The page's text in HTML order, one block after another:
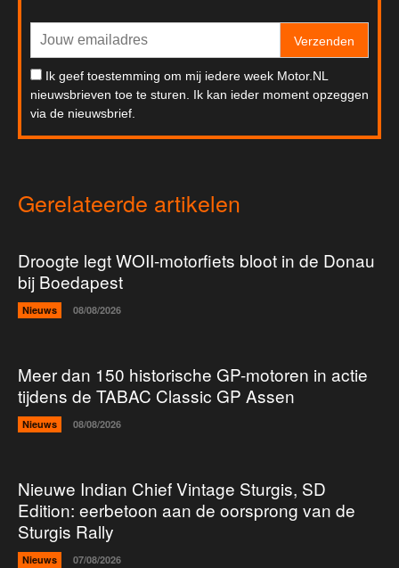
Verzenden
Ik geef toestemming om mij iedere week Motor.NL
nieuwsbrieven toe te sturen. Ik kan ieder moment opzeggen
via de nieuwsbrief.
Gerelateerde artikelen
Droogte legt WOII-motorfiets bloot in de Donau
bij Boedapest
Nieuws 08/08/2026
Meer dan 150 historische GP-motoren in actie
tijdens de TABAC Classic GP Assen
Nieuws 08/08/2026
Nieuwe Indian Chief Vintage Sturgis, SD
Edition: eerbetoon aan de oorsprong van de
Sturgis Rally
Nieuws 07/08/2026